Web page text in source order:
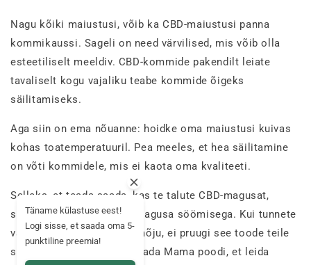
Nagu kõiki maiustusi, võib ka CBD-maiustusi panna
kommikaussi. Sageli on need värvilised, mis võib olla
esteetiliselt meeldiv. CBD-kommide pakendilt leiate
tavaliselt kogu vajaliku teabe kommide õigeks
säilitamiseks.
Aga siin on ema nõuanne: hoidke oma maiustusi kuivas
kohas toatemperatuuril. Pea meeles, et hea säilitamine
on võti kommidele, mis ei kaota oma kvaliteeti.
Selleks, et teada saada, kas te talute CBD-magusat,
soovitan alustada poole magusa söömisega. Kui tunnete
vähimatki ebasoovitavat mõju, ei pruugi see toode teile
sobida. Ärge kartke külastada Mama poodi, et leida
Täname külastuse eest!
Logi sisse, et saada oma 5-
punktiline preemia!